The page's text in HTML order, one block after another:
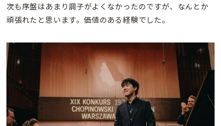
次も序盤はあまり調子がよくなかったのですが、なんとか
頑張れたと思います。価値のある経験でした。